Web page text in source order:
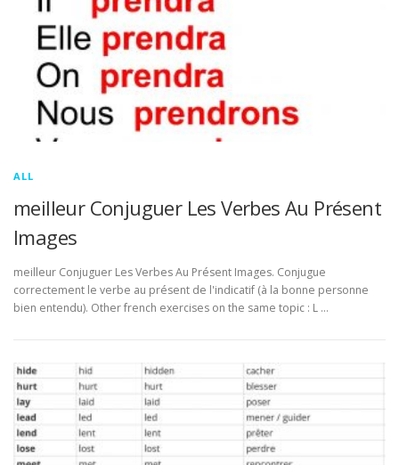
ALL
meilleur Conjuguer Les Verbes Au Présent
Images
meilleur Conjuguer Les Verbes Au Présent Images. Conjugue
correctement le verbe au présent de l'indicatif (à la bonne personne
bien entendu). Other french exercises on the same topic : L …